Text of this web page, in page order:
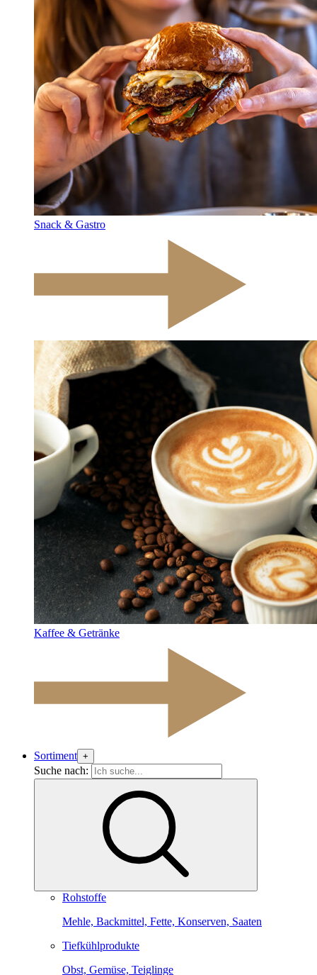
Snack & Gastro
Kaffee & Getränke
Sortiment +
Suche nach:
Rohstoffe
Mehle, Backmittel, Fette, Konserven, Saaten
Tiefkühlprodukte
Obst, Gemüse, Teiglinge